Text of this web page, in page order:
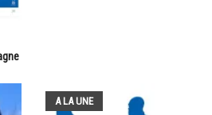
A LA UNE